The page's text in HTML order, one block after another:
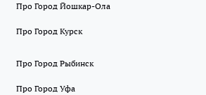
Про Город Йошкар-Ола
Про Город Курск
Про Город Рыбинск
Про Город Уфа